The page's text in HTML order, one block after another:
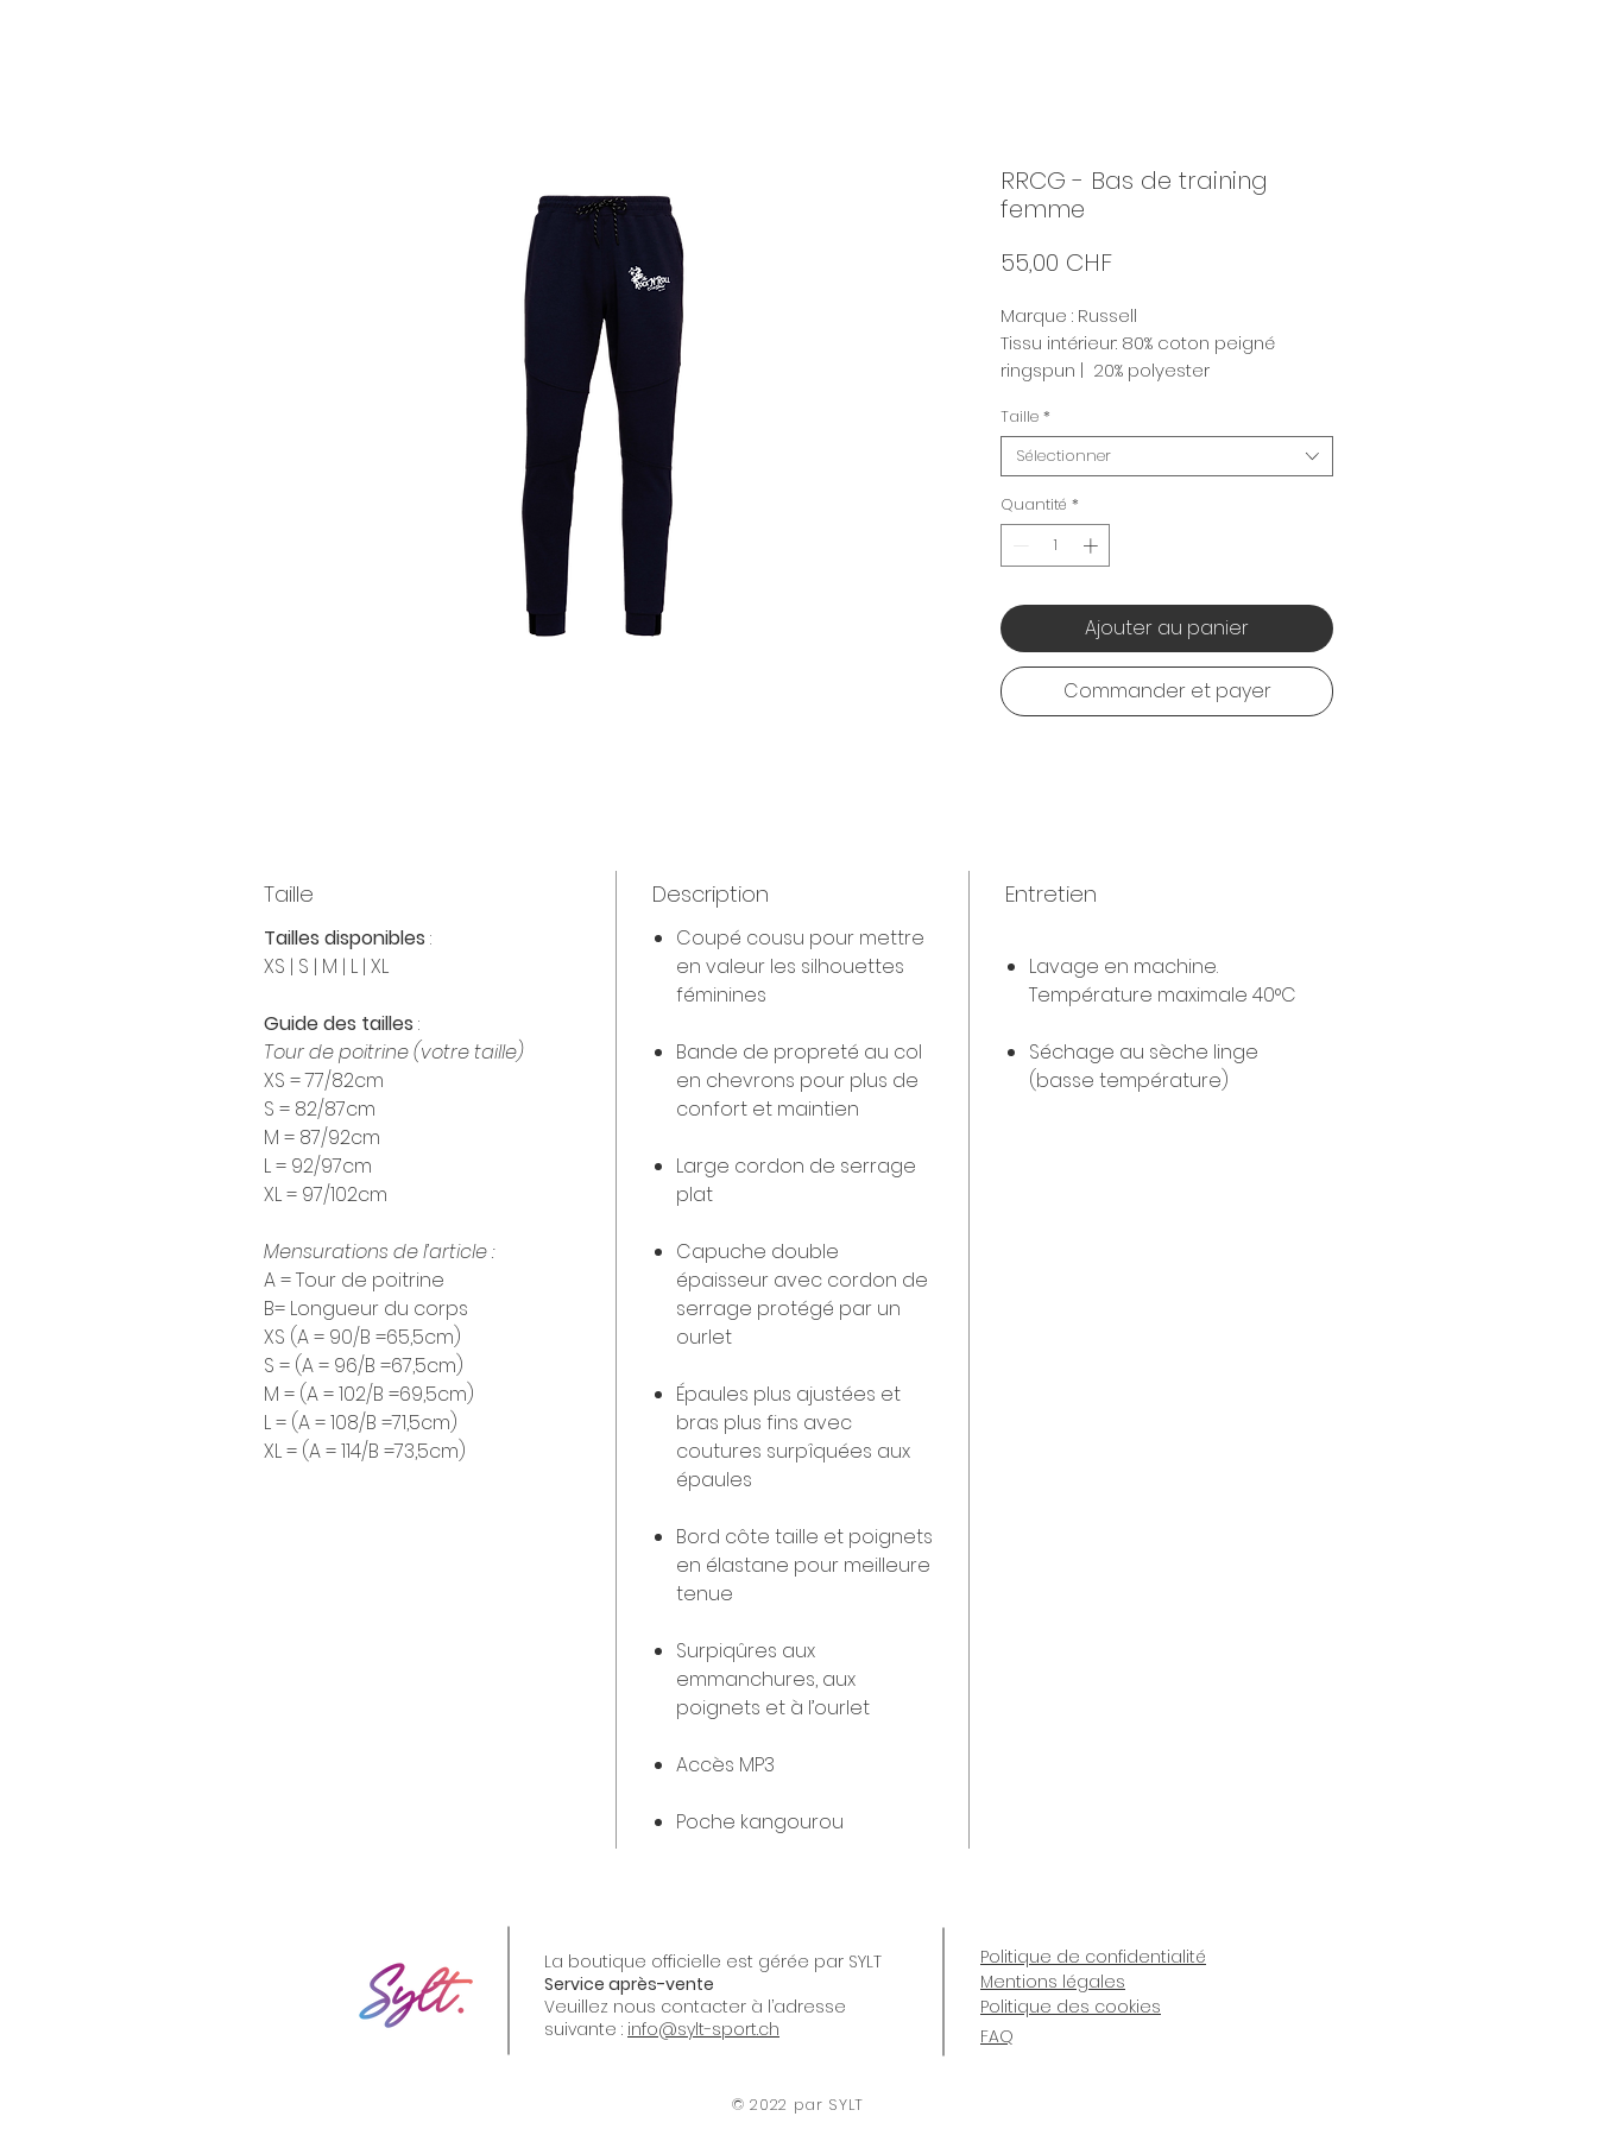
RRCG - Bas de training
femme
55,00 CHFPrix
Marque : Russell
Tissu intérieur: 80% coton peigné
ringspun | 20% polyester
épaisseurs)
280 g/m2
Taille *
Sélectionner
Quantité *
Ajouter au panier
Commander et payer
Taille
Tailles disponibles :
XS | S | M | L | XL
Guide des tailles :
Tour de poitrine (votre taille)
XS = 77/82cm
S = 82/87cm
M = 87/92cm
L = 92/97cm
XL = 97/102cm
Mensurations de l’article :
A = Tour de poitrine
B= Longueur du corps
XS (A = 90/B =65,5cm)
S = (A = 96/B =67,5cm)
M = (A = 102/B =69,5cm)
L = (A = 108/B =71,5cm)
XL = (A = 114/B =73,5cm)
Description
Coupé cousu pour mettre
en valeur les silhouettes
féminines
Bande de propreté au col
en chevrons pour plus de
confort et maintien
Large cordon de serrage
plat
Capuche double
épaisseur avec cordon de
serrage protégé par un
ourlet
Épaules plus ajustées et
bras plus fins avec
coutures surpîquées aux
épaules
Bord côte taille et poignets
en élastane pour meilleure
tenue
Surpiqûres aux
emmanchures, aux
poignets et à l’ourlet
Accès MP3
Poche kangourou
Entretien
Lavage en machine.
Température maximale 40°C
Séchage au sèche linge
(basse température)
La boutique officielle est gérée par SYLT
Service après-vente
Veuillez nous contacter à l’adresse
suivante : info@sylt-sport.ch
Politique de confidentialité
Mentions légales
Politique des cookies
FAQ
© 2022 par SYLT